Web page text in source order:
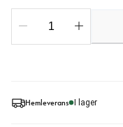
Hemleverans I lager